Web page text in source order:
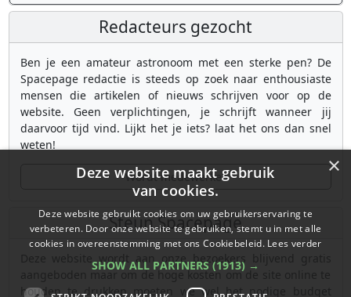
Redacteurs gezocht
Ben je een amateur astronoom met een sterke pen? De
Spacepage redactie is steeds op zoek naar enthousiaste
mensen die artikelen of nieuws schrijven voor op de
website. Geen verplichtingen, je schrijft wanneer jij
daarvoor tijd vind. Lijkt het je iets? laat het ons dan snel
weten!
Wordt medewerker
Steun Spacepage
Deze website wordt aan onze bezoekers blijvend gratis
aangeboden maar om de hoge kosten om de site online te
houden te drukken moeten we wel het nodige budget
×
Deze website maakt gebruik
van cookies.
Deze website gebruikt cookies om uw gebruikerservaring te
verbeteren. Door onze website te gebruiken, stemt u in met alle
cookies in overeenstemming met ons Cookiebeleid. Lees verder
SHOW ALL PARTNERS (1913) →